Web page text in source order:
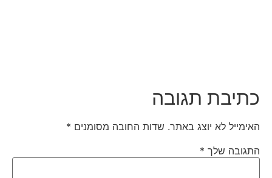
כתיבת תגובה
האימייל לא יוצג באתר. שדות החובה מסומנים*
התגובה שלך*